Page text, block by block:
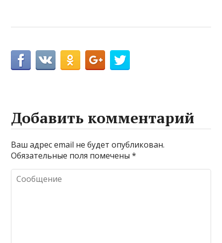
Добавить комментарий
Ваш адрес email не будет опубликован.
Обязательные поля помечены*